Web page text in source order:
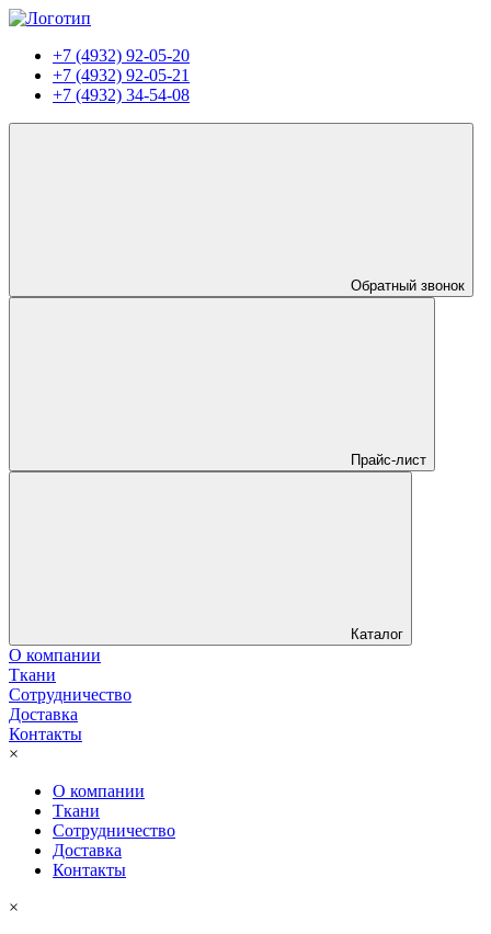
+7 (4932) 92-05-20
+7 (4932) 92-05-21
+7 (4932) 34-54-08
Обратный звонок
Прайс-лист
Каталог
О компании
Ткани
Сотрудничество
Доставка
Контакты
×
О компании
Ткани
Сотрудничество
Доставка
Контакты
×